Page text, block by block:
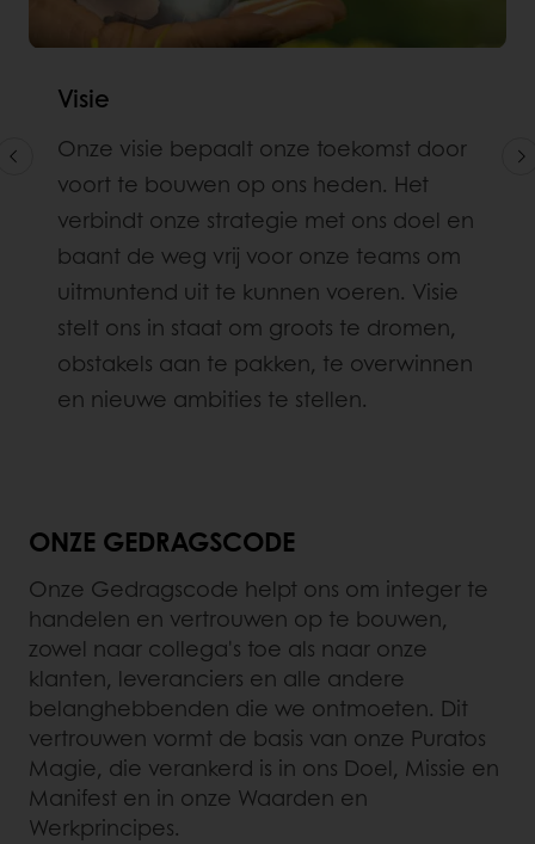
Visie
Onze visie bepaalt onze toekomst door
voort te bouwen op ons heden. Het
verbindt onze strategie met ons doel en
baant de weg vrij voor onze teams om
uitmuntend uit te kunnen voeren. Visie
stelt ons in staat om groots te dromen,
obstakels aan te pakken, te overwinnen
en nieuwe ambities te stellen.
ONZE GEDRAGSCODE
Onze Gedragscode helpt ons om integer te
handelen en vertrouwen op te bouwen,
zowel naar collega's toe als naar onze
klanten, leveranciers en alle andere
belanghebbenden die we ontmoeten. Dit
vertrouwen vormt de basis van onze Puratos
Magie, die verankerd is in ons Doel, Missie en
Manifest en in onze Waarden en
Werkprincipes.